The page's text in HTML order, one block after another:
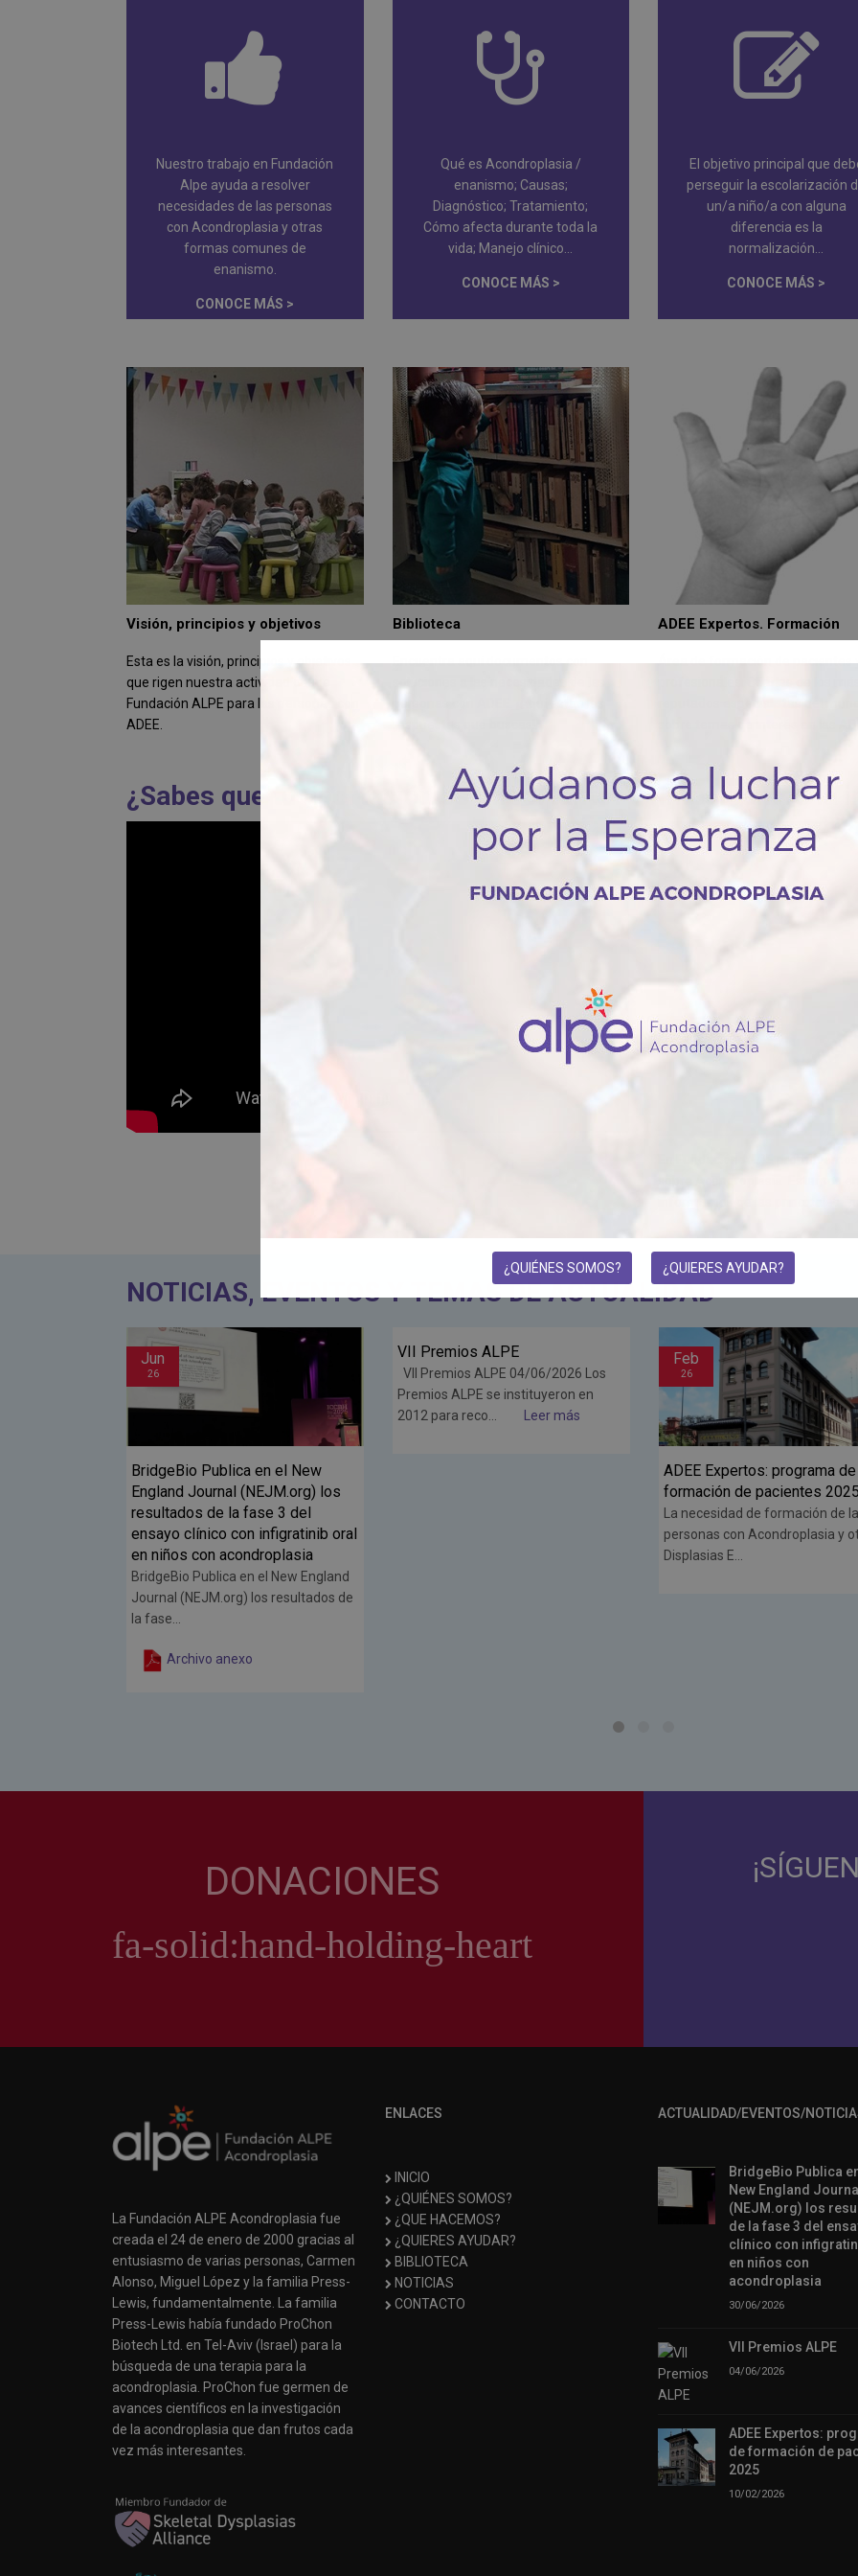
Nuestro trabajo en Fundación
Alpe ayuda a resolver
necesidades de las personas
con Acondroplasia y otras
formas comunes de
enanismo.
CONOCE MÁS >
Qué es Acondroplasia /
enanismo; Causas;
Diagnóstico; Tratamiento;
Cómo afecta durante toda la
vida; Manejo clínico...
CONOCE MÁS >
El objetivo principal que
perseguir la escolarización
un/a niño/a con alguna
diferencia es la
normalización...
CONOCE MÁS >
Visión, principios y objetivos
Esta es la visión, principios y objetivos
que rigen nuestra actividad desde
Fundación ALPE para las personas con
ADEE.
Biblioteca
Encuentra aquí documentos con
ADEE Expertos. Formación
Área de formación de pacientes
reputados especialistas del
¿Sabes que tu aportación es importante? Impulsamos la
En Fundación ALPE
sobre Acondroplasia. Estamos
informamos de las principales
NOTICIAS, EVENTOS Y TEMAS DE ACTUALIDAD
Jun
26
VII Premios ALPE
VII Premios ALPE 04/06/2026 Los
Premios ALPE se instituyeron en
2012 para reco...
Leer más
Feb
26
Ene
26
Nuevas ofertas de empleo en
Compañía Multinacional NTT
DATA en colaboración con la
Fundación ALPE.
Dentro del proyecto Detección de
DONACIONES
La Fundación ALPE Acondroplasia fue
creada el 24 de enero de 2000 gracias al
entusiasmo de varias personas, Carmen
Alonso, Miguel López y la familia Press-
Lewis, fundamentalmente. La familia
Press-Lewis había fundado ProChon
Biotech Ltd. en Tel-Aviv (Israel) para la
búsqueda de una terapia para la
acondroplasia. ProChon fue germen de
avances científicos en la investigación
de la acondroplasia que dan frutos cada
vez más interesantes.
ENLACES
INICIO
¿QUIÉNES SOMOS?
¿QUE HACEMOS?
¿QUIERES AYUDAR?
BIBLIOTECA
NOTICIAS
CONTACTO
ACTUALIDAD/EVENTOS/
BridgeBio Publica
New England Journal
(NEJM.org) los
de la fase 3 del
clínico con
en niños con
acondroplasia
30/06/2026
VII Premios ALPE
04/06/2026
ADEE Expertos:
de formación de
2025
10/02/2026
¿QUIÉNES SOMOS? ¿QUIERES AYUDAR?